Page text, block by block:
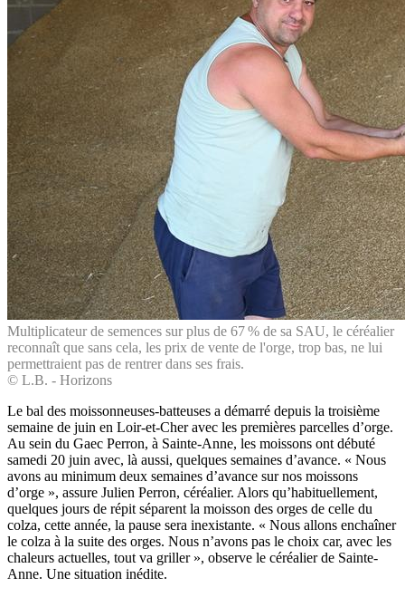
Multiplicateur de semences sur plus de 67 % de sa SAU, le céréalier
reconnaît que sans cela, les prix de vente de l'orge, trop bas, ne lui
permettraient pas de rentrer dans ses frais.
© L.B. - Horizons
Le bal des moissonneuses-batteuses a démarré depuis la troisième
semaine de juin en Loir-et-Cher avec les premières parcelles d’orge.
Au sein du Gaec Perron, à Sainte-Anne, les moissons ont débuté
samedi 20 juin avec, là aussi, quelques semaines d’avance. « Nous
avons au minimum deux semaines d’avance sur nos moissons
d’orge », assure Julien Perron, céréalier. Alors qu’habituellement,
quelques jours de répit séparent la moisson des orges de celle du
colza, cette année, la pause sera inexistante. « Nous allons enchaîner
le colza à la suite des orges. Nous n’avons pas le choix car, avec les
chaleurs actuelles, tout va griller », observe le céréalier de Sainte-
Anne. Une situation inédite.